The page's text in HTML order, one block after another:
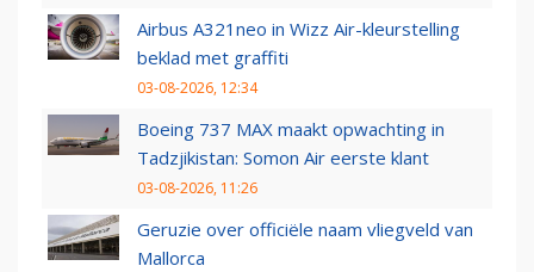
Airbus A321neo in Wizz Air-kleurstelling
beklad met graffiti
03-08-2026, 12:34
Boeing 737 MAX maakt opwachting in
Tadzjikistan: Somon Air eerste klant
03-08-2026, 11:26
Geruzie over officiële naam vliegveld van
Mallorca